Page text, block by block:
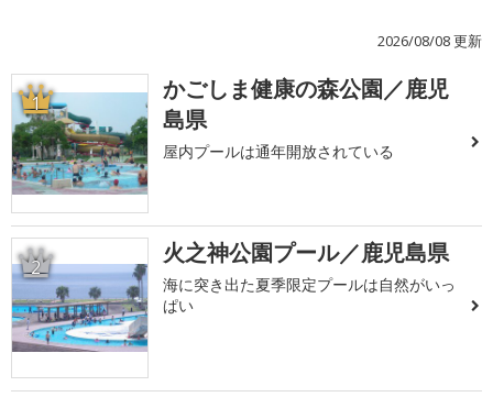
2026/08/08 更新
1
かごしま健康の森公園／鹿児
島県
屋内プールは通年開放されている
2 火之神公園プール／鹿児島県
海に突き出た夏季限定プールは自然がいっ
ぱい